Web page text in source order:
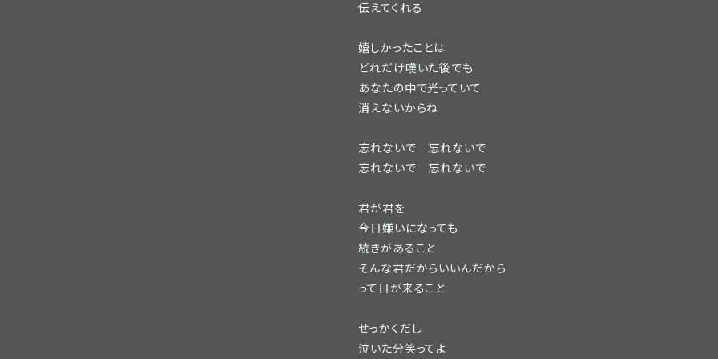
伝えてくれる
嬉しかったことは
どれだけ嘆いた後でも
あなたの中で光っていて
消えないからね
忘れないで 忘れないで
忘れないで 忘れないで
君が君を
今日嫌いになっても
続きがあること
そんな君だからいいんだから
って日が来ること
せっかくだし
泣いた分笑ってよ